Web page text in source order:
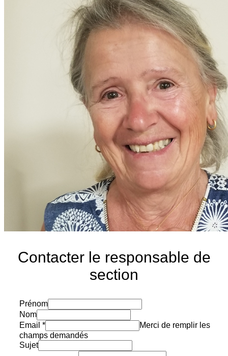
Contacter le responsable de
section
Prénom
Nom
Email *
Merci de remplir les
champs demandés
Sujet